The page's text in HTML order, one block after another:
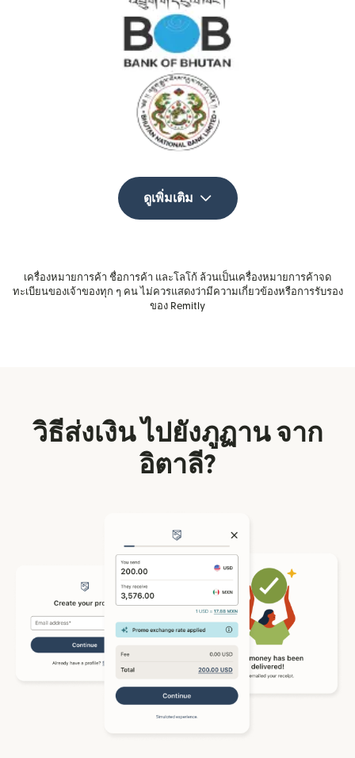
ดูเพิ่มเติม
เครื่องหมายการค้า ชื่อการค้า และโลโก้ ล้วนเป็นเครื่องหมายการค้าจด
ทะเบียนของเจ้าของทุก ๆ คน ไม่ควรแสดงว่ามีความเกี่ยวข้องหรือการรับรอง
ของ Remitly
วิธีส่งเงิน ไปยังภูฏาน จาก
อิตาลี?